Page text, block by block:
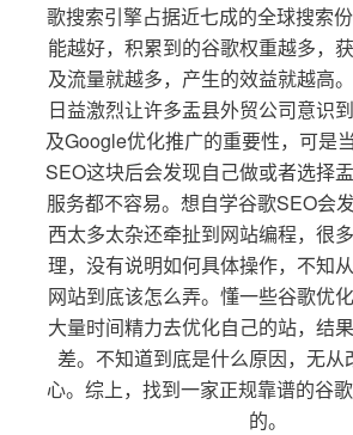
歌搜索引擎占据近七成的全球搜索
能越好，积累到的谷歌权重越多，
及流量就越多，产生的效益就越高
日益激烈让许多盂县外贸公司意识
及Google优化推广的重要性，可是
SEO这块后会发现自己做或者选择
服务都不容易。想自学谷歌SEO会
西太多太杂还牵扯到网站编程，很
理，没有说明如何具体操作，不知
网站到底该怎么弄。懂一些谷歌优
大量时间精力去优化自己的站，结
差。不知道到底是什么原因，无从
心。综上，找到一家正规靠谱的谷
的。